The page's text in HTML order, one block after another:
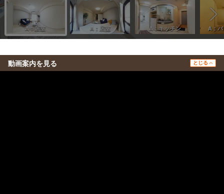
動画案内を見る とじる